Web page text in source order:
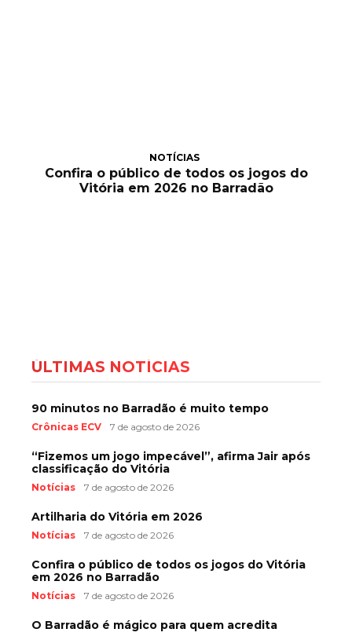
NOTÍCIAS
Confira o público de todos os jogos do
Vitória em 2026 no Barradão
ÚLTIMAS NOTÍCIAS
90 minutos no Barradão é muito tempo
Crônicas ECV 7 de agosto de 2026
“Fizemos um jogo impecável”, afirma Jair após
classificação do Vitória
Notícias 7 de agosto de 2026
Artilharia do Vitória em 2026
Notícias 7 de agosto de 2026
Confira o público de todos os jogos do Vitória
em 2026 no Barradão
Notícias 7 de agosto de 2026
O Barradão é mágico para quem acredita